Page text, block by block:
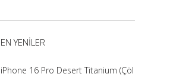
profiliniprofiliniprofiliniprofilini
EN YENILER
iPhone 16 Pro Desert Titanium (Çöl